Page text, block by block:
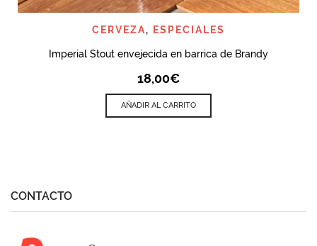
CERVEZA, ESPECIALES
Imperial Stout envejecida en barrica de Brandy
18,00€
AÑADIR AL CARRITO
CONTACTO